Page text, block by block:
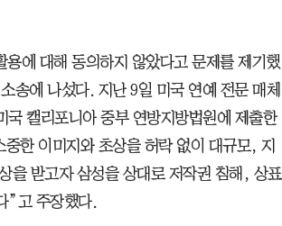
에 대해 동의하지 않았다고 문제를 제기했
송에 나섰다. 지난 9일 미국 연예 전문 매체
캘리포니아 중부 연방지방법원에 제출한
한 이미지와 초상을 허락 없이 대규모, 지
을 받고자 삼성을 상대로 저작권 침해, 상표
”고 주장했다.